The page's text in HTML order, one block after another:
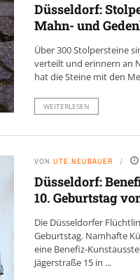
Düsseldorf:
Mahn- und
Über 300 Stolpersteine
verteilt und erinnern an
hat die Steine mit den
WEITERLESEN
VON UTE NEUBAUER
Düsseldorf:
10. Geburtstag
Die Düsseldorfer
Geburtstag. Namhafte
eine Benefiz-
Jägerstraße 15 in ...